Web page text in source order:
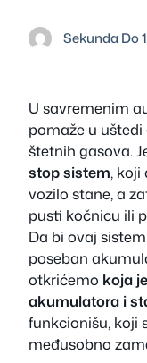
Sekunda Do
U savremenim
pomaže u
štetnih gasova.
stop sistem, koji
vozilo stane, a
pusti kočnicu ili
Da bi ovaj
poseban
otkrićemo koja
akumulatora i
funkcionišu, koji
međusobno